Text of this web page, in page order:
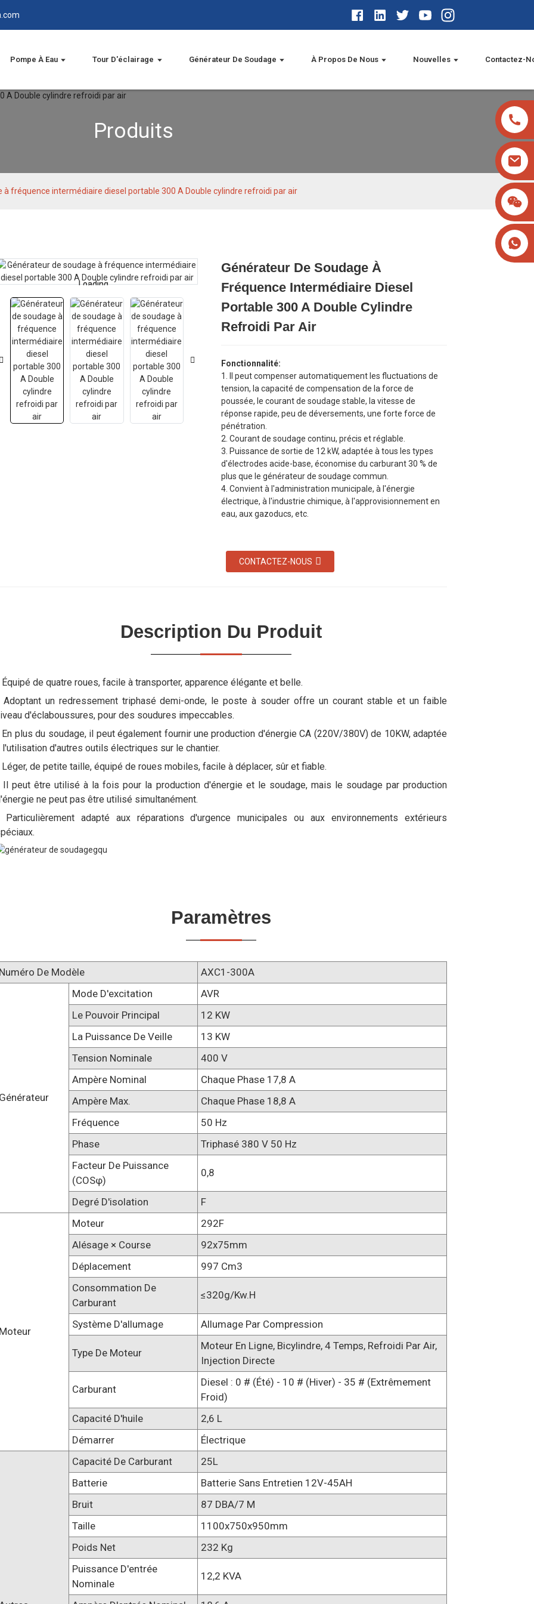
Pompe À Eau Tour D'éclairage Générateur De Soudage À Propos De Nous Nouvelles Contactez-
Produits
à fréquence intermédiaire diesel portable 300 A Double cylindre refroidi par air
Loading...
Loading... Loading...
Loading...
Générateur De Soudage À
Fréquence Intermédiaire Diesel
Portable 300 A Double Cylindre
Refroidi Par Air
Fonctionnalité:
1. Il peut compenser automatiquement les fluctuations de
tension, la capacité de compensation de la force de
poussée, le courant de soudage stable, la vitesse de
réponse rapide, peu de déversements, une forte force de
pénétration.
2. Courant de soudage continu, précis et réglable.
3. Puissance de sortie de 12 kW, adaptée à tous les types
d'électrodes acide-base, économise du carburant 30 % de
plus que le générateur de soudage commun.
4. Convient à l'administration municipale, à l'énergie
électrique, à l'industrie chimique, à l'approvisionnement en
eau, aux gazoducs, etc.
CONTACTEZ-NOUS
Description Du Produit
de quatre roues, facile à transporter, apparence élégante et belle.
Adoptant un redressement triphasé demi-onde, le poste à souder offre un courant stable et un faible
d'éclaboussures, pour des soudures impeccables.
plus du soudage, il peut également fournir une production d'énergie CA (220V/380V) de 10KW, adaptée
l'utilisation d'autres outils électriques sur le chantier.
de petite taille, équipé de roues mobiles, facile à déplacer, sûr et fiable.
Il peut être utilisé à la fois pour la production d'énergie et le soudage, mais le soudage par production
ne peut pas être utilisé simultanément.
Particulièrement adapté aux réparations d'urgence municipales ou aux environnements extérieurs
Paramètres
Numéro De Modèle AXC1-300A
Générateur
Mode D'excitation
AVR
Le Pouvoir Principal
12 KW
La Puissance De Veille
13 KW
Tension Nominale
400 V
Ampère Nominal
Chaque Phase 17,8 A
Ampère Max.
Chaque Phase 18,8 A
Fréquence
50 Hz
Phase
Triphasé 380 V 50 Hz
Facteur De Puissance
(COSφ)
0,8
Degré D'isolation F
Moteur
Moteur
292F
Alésage × Course
92x75mm
Déplacement
997 Cm3
Consommation De
Carburant
≤320g/kw.h
Système D'allumage Allumage Par Compression
Type De Moteur
Moteur En Ligne, Bicylindre, 4 Temps, Refroidi Par Air,
Injection Directe
Carburant
Diesel : 0 # (été) - 10 # (hiver) - 35 # (extrêmement
Froid)
Capacité D'huile
2,6 L
Démarrer
Électrique
Capacité De Carburant
25L
Batterie
Batterie Sans Entretien 12V-45AH
Bruit
87 DBA/7 M
Taille
1100x750x950mm
Poids Net
232 Kg
Puissance D'entrée
Nominale
12,2 KVA